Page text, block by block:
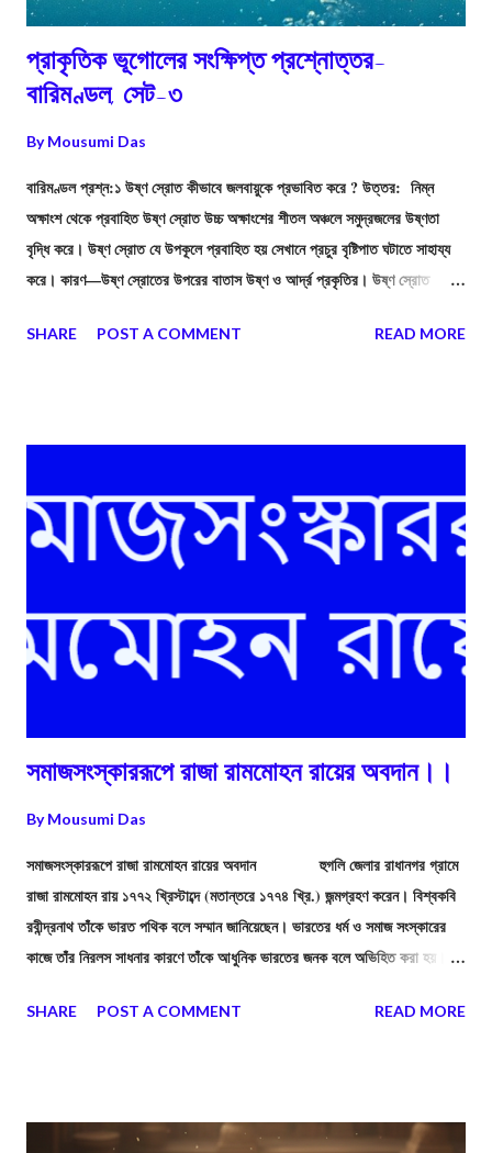
প্রাকৃতিক ভূগোলের সংক্ষিপ্ত প্রশ্নোত্তর-
বারিমণ্ডল, সেট-৩
ByMousumi Das
বারিমণ্ডল প্রশ্ন:১ উষ্ণ স্রোত কীভাবে জলবায়ুকে প্রভাবিত করে ? উত্তর: নিম্ন
অক্ষাংশ থেকে প্রবাহিত উষ্ণ স্রোত উচ্চ অক্ষাংশের শীতল অঞ্চলে সমুদ্রজলের উষ্ণতা
বৃদ্ধি করে। উষ্ণ স্রোত যে উপকূলে প্রবাহিত হয় সেখানে প্রচুর বৃষ্টিপাত ঘটাতে সাহায্য
করে। কারণ—উষ্ণ স্রোতের উপরের বাতাস উষ্ণ ও আর্দ্র প্রকৃতির। উষ্ণ স্রোত
উষ্ণ স্রোত সংলগ্ন উপকূলের উষ্ণতাও বৃদ্ধি করে।
SHARE POST A COMMENT READ MORE
সমাজসংস্কাররূপে রাজা রামমোহন রায়ের অবদান।।
ByMousumi Das
সমাজসংস্কাররূপে রাজা রামমোহন রায়ের অবদান হুগলি জেলার রাধানগর গ্রামে
রাজা রামমোহন রায় ১৭৭২ খ্রিস্টাব্দে (মতান্তরে ১৭৭৪ খ্রি.) জন্মগ্রহণ করেন। বিশ্বকবি
রবীন্দ্রনাথ তাঁকে ভারত পথিক বলে সম্মান জানিয়েছেন। ভারতের ধর্ম ও সমাজ সংস্কারের
কাজে তাঁর নিরলস সাধনার কারণে তাঁকে আধুনিক ভারতের জনক বলে অভিহিত করা হয়। ড.
উজ্জ্বলতম নক্ষত্ররূপে ভাস্বর ছিলেন”।
SHARE POST A COMMENT READ MORE